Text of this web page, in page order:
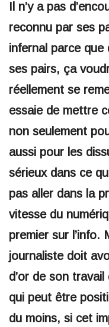
Il n’y a pas
reconnu par ses
infernal parce
ses pairs, ça
réellement se
essaie de mettre
non seulement
aussi pour les
sérieux dans ce
pas aller dans la
vitesse du
premier sur l’info.
journaliste doit
d’or de son
qui peut être
du moins, si cet